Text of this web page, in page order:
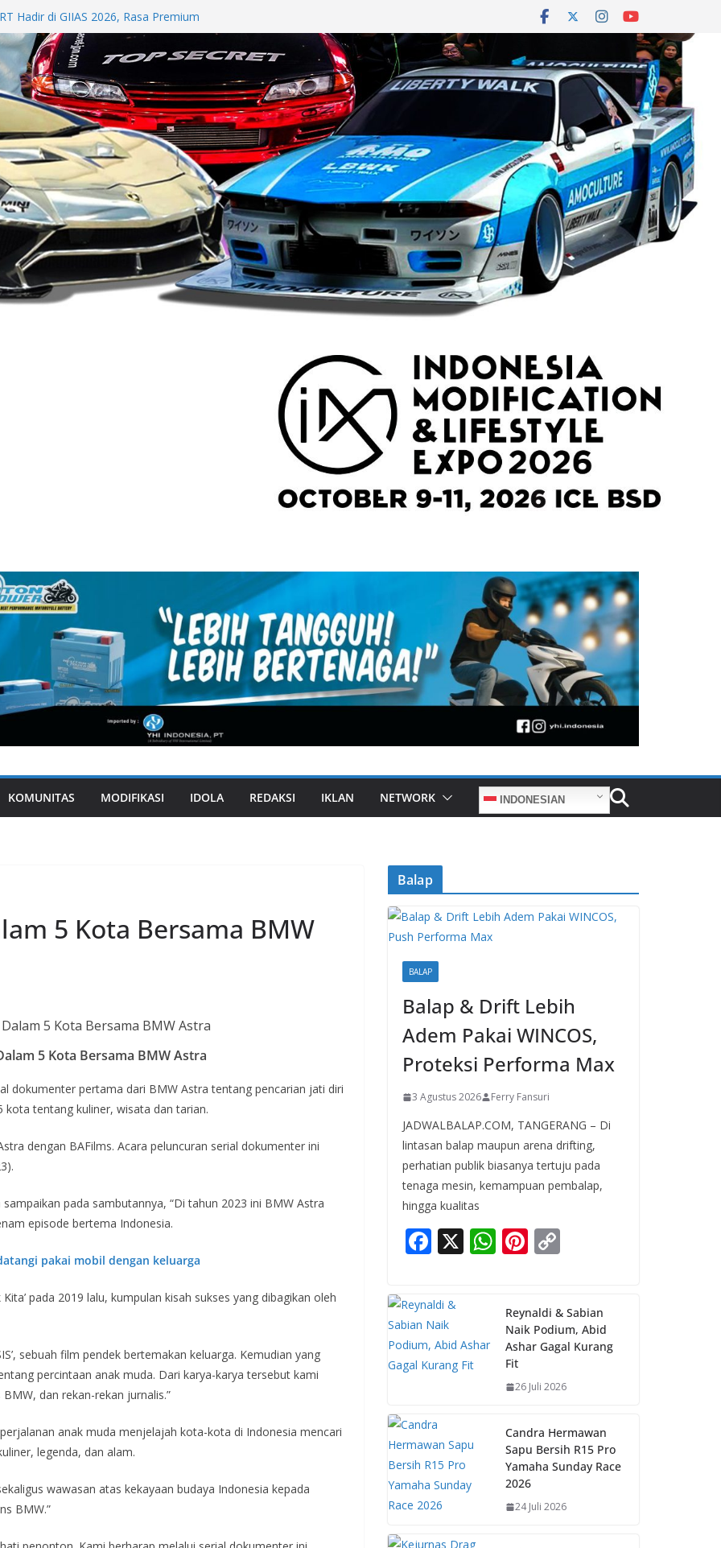
Down Time Dari Mitsubishi Fuso Bikin
Hadir di GIIAS 2026, Rasa Premium
Menyebar ke Luar Jabodetabek,
Daya Tarik
200 4MATIC, Puncak Inovasi
Tahun di GIIAS 2026
Honda di GIIAS 2026
KOMUNITAS MODIFIKASI IDOLA REDAKSI IKLAN NETWORK INDONESIAN
5 Kota Bersama BMW
5 Kota Bersama BMW Astra
dokumenter pertama dari BMW Astra tentang pencarian jati diri
tentang kuliner, wisata dan tarian.
dengan BAFilms. Acara peluncuran serial dokumenter ini
pada sambutannya, “Di tahun 2023 ini BMW Astra
episode bertema Indonesia.
pakai mobil dengan keluarga
pada 2019 lalu, kumpulan kisah sukses yang dibagikan oleh
sebuah film pendek bertemakan keluarga. Kemudian yang
percintaan anak muda. Dari karya-karya tersebut kami
dan rekan-rekan jurnalis.”
anak muda menjelajah kota-kota di Indonesia mencari
legenda, dan alam.
wawasan atas kekayaan budaya Indonesia kepada
BMW.”
Balap
BALAP
Balap & Drift Lebih
Adem Pakai WINCOS,
Proteksi Performa Max
3 Agustus 2026 Ferry Fansuri
JADWALBALAP.COM, TANGERANG – Di
lintasan balap maupun arena drifting,
perhatian publik biasanya tertuju pada
tenaga mesin, kemampuan pembalap,
hingga kualitas
F
e
b
o
o
X W
s
A
p
p
Pi
e
st
y
Li
k
Reynaldi & Sabian
Naik Podium, Abid
Ashar Gagal Kurang
Fit
26 Juli 2026
Candra Hermawan
Sapu Bersih R15 Pro
Yamaha Sunday Race
2026
24 Juli 2026